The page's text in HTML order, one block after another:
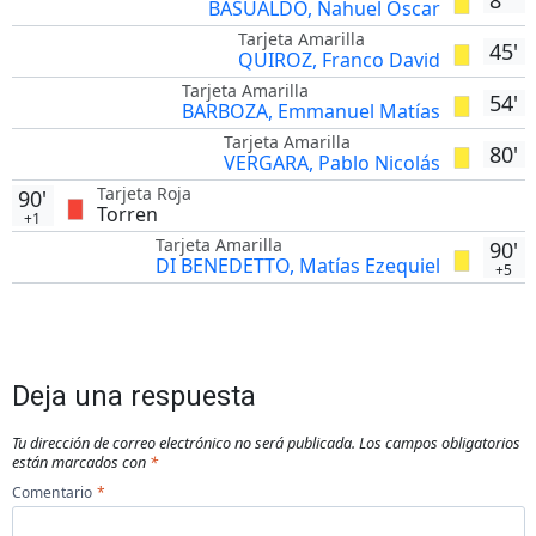
BASUALDO, Nahuel Oscar
45'
Tarjeta Amarilla
QUIROZ, Franco David
54'
Tarjeta Amarilla
BARBOZA, Emmanuel Matías
80'
Tarjeta Amarilla
VERGARA, Pablo Nicolás
Tarjeta Roja
Torren
90'
+1
90'
+5
Tarjeta Amarilla
DI BENEDETTO, Matías Ezequiel
Deja una respuesta
Tu dirección de correo electrónico no será publicada. Los campos obligatorios
están marcados con *
Comentario *